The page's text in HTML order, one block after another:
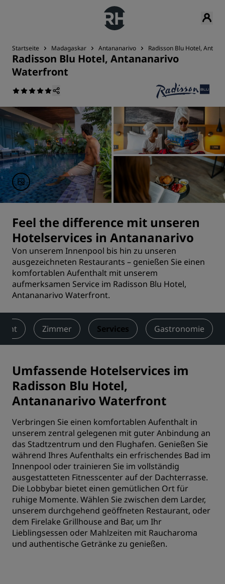
Startseite Madagaskar Antananarivo Radisson Blu Hotel,
Radisson Blu Hotel, Antananarivo
Waterfront
Feel the difference mit unseren
Hotelservices in Antananarivo
Von unserem Innenpool bis hin zu unseren
ausgezeichneten Restaurants – genießen Sie einen
komfortablen Aufenthalt mit unserem
aufmerksamen Service im Radisson Blu Hotel,
Antananarivo Waterfront.
Zimmer Services Gastronomie
Umfassende Hotelservices im
Radisson Blu Hotel,
Antananarivo Waterfront
Verbringen Sie einen komfortablen Aufenthalt in
unserem zentral gelegenen mit guter Anbindung an
das Stadtzentrum und den Flughafen. Genießen Sie
während Ihres Aufenthalts ein erfrischendes Bad im
Innenpool oder trainieren Sie im vollständig
ausgestatteten Fitnesscenter auf der Dachterrasse.
Die Lobbybar bietet einen gemütlichen Ort für
ruhige Momente. Wählen Sie zwischen dem Larder,
unserem durchgehend geöffneten Restaurant, oder
dem Firelake Grillhouse and Bar, um Ihr
Lieblingsessen oder Mahlzeiten mit Raucharoma
und authentische Getränke zu genießen.